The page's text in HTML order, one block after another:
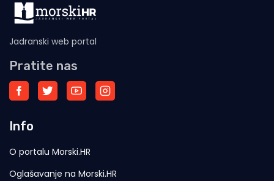
Jadranski web portal
Pratite nas
Info
O portalu Morski.HR
Oglašavanje na Morski.HR